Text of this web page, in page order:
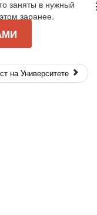
заняты в нужный
заранее.
на Университете